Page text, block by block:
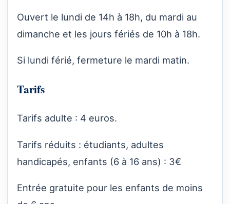
Ouvert le lundi de 14h à 18h, du mardi au
dimanche et les jours fériés de 10h à 18h.
Si lundi férié, fermeture le mardi matin.
Tarifs
Tarifs adulte : 4 euros.
Tarifs réduits : étudiants, adultes
handicapés, enfants (6 à 16 ans) : 3€
Entrée gratuite pour les enfants de moins